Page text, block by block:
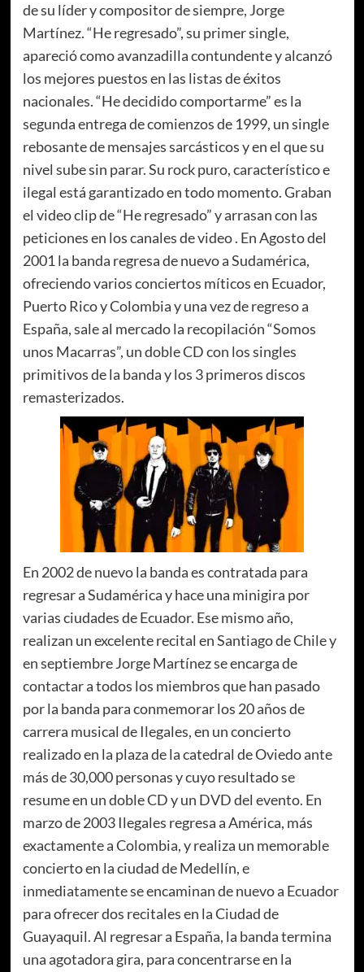
de su líder y compositor de siempre, Jorge
Martínez. “He regresado”, su primer single,
apareció como avanzadilla contundente y alcanzó
los mejores puestos en las listas de éxitos
nacionales. “He decidido comportarme” es la
segunda entrega de comienzos de 1999, un single
rebosante de mensajes sarcásticos y en el que su
nivel sube sin parar. Su rock puro, característico e
ilegal está garantizado en todo momento. Graban
el video clip de “He regresado” y arrasan con las
peticiones en los canales de video . En Agosto del
2001 la banda regresa de nuevo a Sudamérica,
ofreciendo varios conciertos míticos en Ecuador,
Puerto Rico y Colombia y una vez de regreso a
España, sale al mercado la recopilación “Somos
unos Macarras”, un doble CD con los singles
primitivos de la banda y los 3 primeros discos
remasterizados.
En 2002 de nuevo la banda es contratada para
regresar a Sudamérica y hace una minigira por
varias ciudades de Ecuador. Ese mismo año,
realizan un excelente recital en Santiago de Chile y
en septiembre Jorge Martínez se encarga de
contactar a todos los miembros que han pasado
por la banda para conmemorar los 20 años de
carrera musical de Ilegales, en un concierto
realizado en la plaza de la catedral de Oviedo ante
más de 30,000 personas y cuyo resultado se
resume en un doble CD y un DVD del evento. En
marzo de 2003 Ilegales regresa a América, más
exactamente a Colombia, y realiza un memorable
concierto en la ciudad de Medellín, e
inmediatamente se encaminan de nuevo a Ecuador
para ofrecer dos recitales en la Ciudad de
Guayaquil. Al regresar a España, la banda termina
una agotadora gira, para concentrarse en la